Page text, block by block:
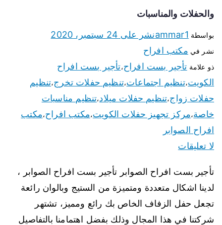
والحفلات والمناسبات
بواسطة ammar1نشر على 24 سبتمبر، 2020
نشر في مكتب افراح
ذو علامة تأجير بست افراح،تأجير بست افراح
الكويت،تنظيم اجتماعات،تنظيم حفلات تخرج،تنظيم
حفلات زواج،تنظيم حفلات ميلاد،تنظيم مناسبات
خاصة،مركز تجهيز حفلات الكويت،مكتب افراح،مكتب
افراح الصوابر
لا تعليقات
تأجير بست افراح الصوابر تأجير بست افراح الصوابر ،
لدينا اشكال متعددة ومتميزة من الستيج وبالوان رائعة
تجعل حفل الزفاف الخاص بك رائع ومميز، تشتهر
شركتنا في هذا المجال وذلك بفضل اهتمامنا بالتفاصيل